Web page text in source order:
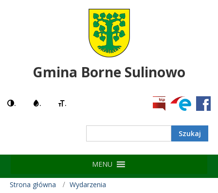
Gmina Borne Sulinowo
. . .
MENU
Strona główna
Wydarzenia